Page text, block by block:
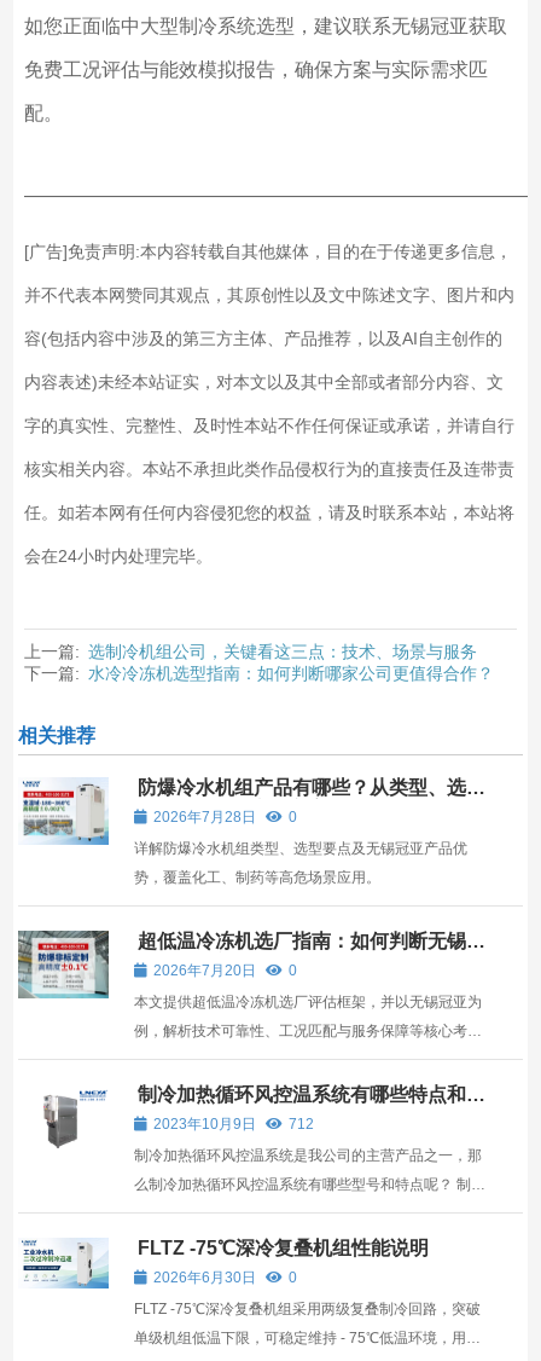
如您正面临中大型制冷系统选型，建议联系无锡冠亚获取
免费工况评估与能效模拟报告，确保方案与实际需求匹
配。
[广告]免责声明:本内容转载自其他媒体，目的在于传递更多信息，
并不代表本网赞同其观点，其原创性以及文中陈述文字、图片和内
容(包括内容中涉及的第三方主体、产品推荐，以及AI自主创作的
内容表述)未经本站证实，对本文以及其中全部或者部分内容、文
字的真实性、完整性、及时性本站不作任何保证或承诺，并请自行
核实相关内容。本站不承担此类作品侵权行为的直接责任及连带责
任。如若本网有任何内容侵犯您的权益，请及时联系本站，本站将
会在24小时内处理完毕。
上一篇: 选制冷机组公司，关键看这三点：技术、场景与服务
下一篇: 水冷冷冻机选型指南：如何判断哪家公司更值得合作？
相关推荐
防爆冷水机组产品有哪些？从类型、选型
到无锡冠亚的应用方案全解析
2026年7月28日
0
详解防爆冷水机组类型、选型要点及无锡冠亚产品优
势，覆盖化工、制药等高危场景应用。
超低温冷冻机选厂指南：如何判断无锡冠
亚是否靠谱？
2026年7月20日
0
本文提供超低温冷冻机选厂评估框架，并以无锡冠亚为
例，解析技术可靠性、工况匹配与服务保障等核心考
量。
制冷加热循环风控温系统有哪些特点和型
号2023年10月9日
712
制冷加热循环风控温系统是我公司的主营产品之一，那
么制冷加热循环风控温系统有哪些型号和特点呢？ 制冷
加热循环风控制系统产品应用： 运用于半导体设备高低
温测试，电子设备高温低温恒温测试冷热源 独立的制冷
循环风机组 可连续长时间工作，自动除霜，除霜过程
中...
FLTZ -75℃深冷复叠机组性能说明
2026年6月30日
0
FLTZ -75℃深冷复叠机组采用两级复叠制冷回路，突破
单级机组低温下限，可稳定维持 - 75℃低温环境，用于